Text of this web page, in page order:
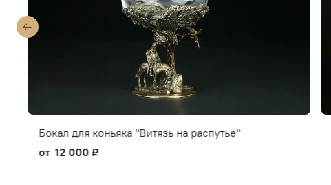
Бокал для коньяка "Витязь на распутье"
от 12 000 ₽